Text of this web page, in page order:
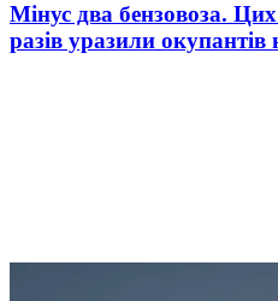
Мінус два бензовоза.
разів уразили